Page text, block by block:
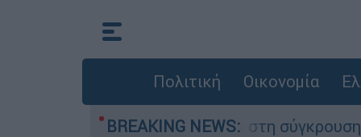
Πολιτική Οικονομία
BREAKING NEWS:
έχασε τη ζωή του στη σύγκρουση